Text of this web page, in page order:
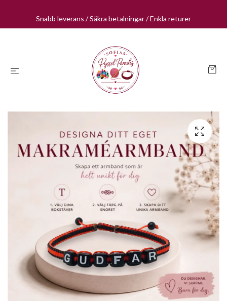
Snabb leverans / Säkra betalningar / Enkla returer